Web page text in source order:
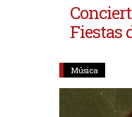
Fiestas
Música